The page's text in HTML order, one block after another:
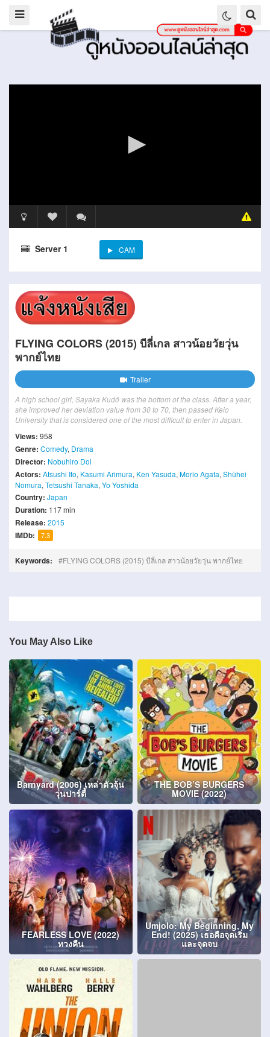
Server 1 CAM
FLYING COLORS (2015) บีลี่เกล สาวน้อยวัยวุ่น
พากย์ไทย
Trailer
A high school girl, Sayaka Kudō was the bottom of the class. After a year,
she improved her deviation value from 30 to 70, then passed Keio
University that is considered one of the most difficult to enter in Japan.
Views: 958
Genre: Comedy, Drama
Director: Nobuhiro Doi
Actors: Atsushi Ito, Kasumi Arimura, Ken Yasuda, Morio Agata, Shūhei
Nomura, Tetsushi Tanaka, Yo Yoshida
Country: Japan
Duration: 117 min
Release: 2015
IMDb: 7.3
Keywords: FLYING COLORS (2015) บีลี่เกล สาวน้อยวัยวุ่น พากย์ไทย
You May Also Like
Barnyard (2006) เหล่าตัวจุ้น
วุ่นปาร์ตี้
THE BOB’S BURGERS
MOVIE (2022)
FEARLESS LOVE (2022)
ทวงคืน
Umjolo: My Beginning, My
End! (2025) เธอคือจุดเริ่ม
และจุดจบ